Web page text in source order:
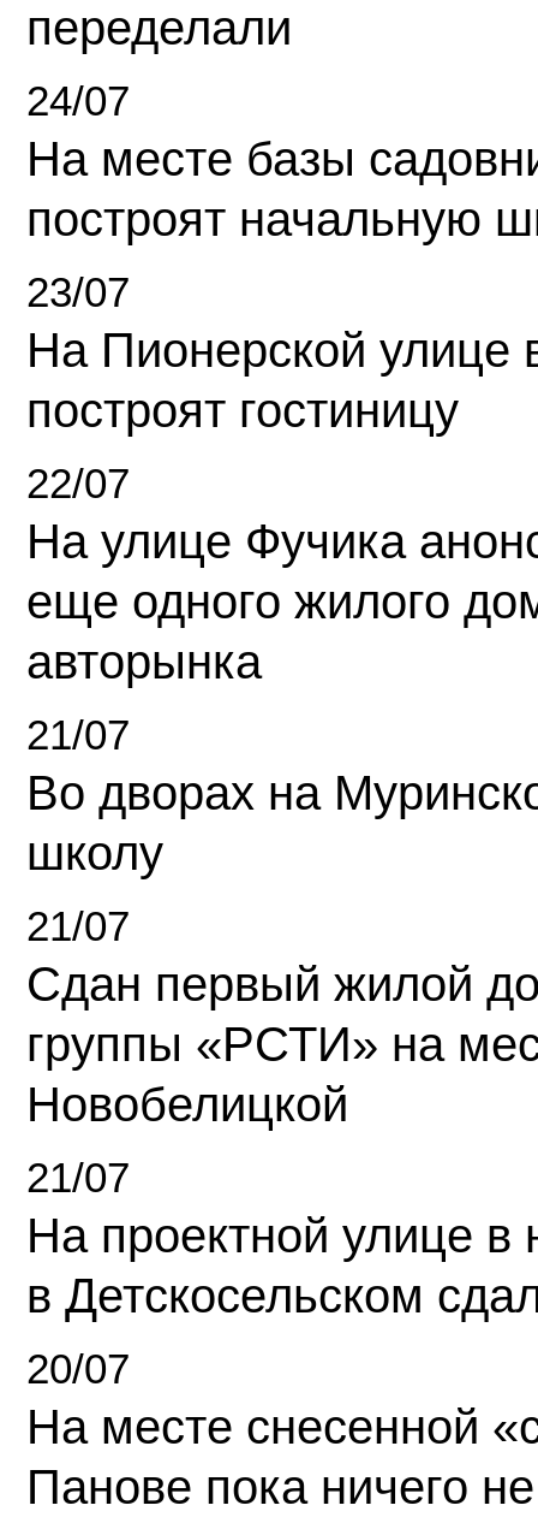
переделали
24/07
На месте базы
построят начальную
23/07
На Пионерской улице
построят гостиницу
22/07
На улице Фучика
еще одного жилого
авторынка
21/07
Во дворах на
школу
21/07
Сдан первый жилой
группы «РСТИ» на
Новобелицкой
21/07
На проектной улице
в Детскосельском
20/07
На месте снесенной
Панове пока ничего